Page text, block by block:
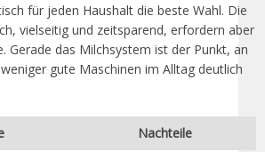
für jeden Haushalt die beste Wahl. Die
vielseitig und zeitsparend, erfordern aber
Gerade das Milchsystem ist der Punkt, an
gute Maschinen im Alltag deutlich
Nachteile